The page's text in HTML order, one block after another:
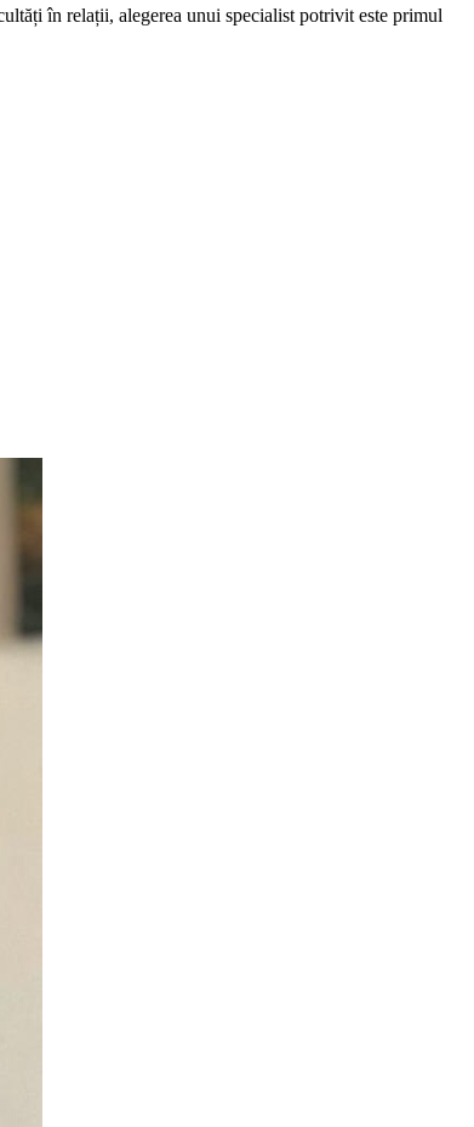
în relații, alegerea unui specialist potrivit este primul